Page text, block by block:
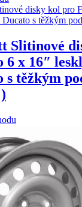
Slitinové
6 x 16″
s těžkým